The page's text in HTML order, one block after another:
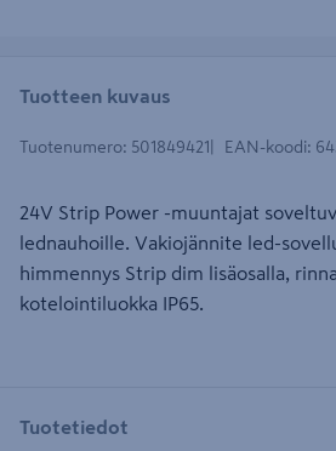
Tuotteen kuvaus
Tuotenumero: 501849421 EAN-koodi:
24V Strip Power -muuntajat
lednauhoille. Vakiojännite led-
himmennys Strip dim lisäosalla,
kotelointiluokka IP65.
Tuotetiedot